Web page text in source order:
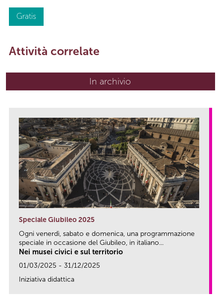
Gratis
Attività correlate
In archivio
Speciale Giubileo 2025
Ogni venerdì, sabato e domenica, una programmazione
speciale in occasione del Giubileo, in italiano...
Nei musei civici e sul territorio
01/03/2025 - 31/12/2025
Iniziativa didattica